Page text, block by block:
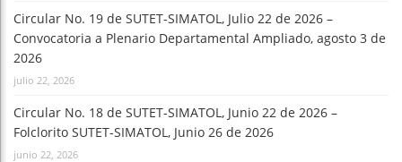
Circular No. 19 de SUTET-SIMATOL, Julio 22 de 2026 –
Convocatoria a Plenario Departamental Ampliado, agosto 3 de
2026
julio 22, 2026
Circular No. 18 de SUTET-SIMATOL, Junio 22 de 2026 –
Folclorito SUTET-SIMATOL, Junio 26 de 2026
junio 22, 2026